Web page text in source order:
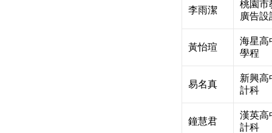
李雨潔
桃園市
廣告設
黃怡瑄
海星高
學程
易名真
新興高
計科
鐘慧君
漢英高
計科